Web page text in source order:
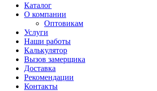
Каталог
О компании
Оптовикам
Услуги
Наши работы
Калькулятор
Вызов замерщика
Доставка
Рекомендации
Контакты